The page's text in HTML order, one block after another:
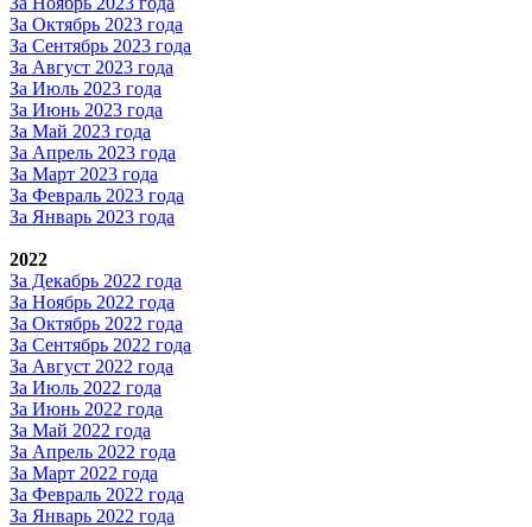
За Октябрь 2023 года
За Сентябрь 2023 года
За Август 2023 года
За Июль 2023 года
За Июнь 2023 года
За Май 2023 года
За Апрель 2023 года
За Март 2023 года
За Февраль 2023 года
За Январь 2023 года
2022
За Декабрь 2022 года
За Ноябрь 2022 года
За Октябрь 2022 года
За Сентябрь 2022 года
За Август 2022 года
За Июль 2022 года
За Июнь 2022 года
За Май 2022 года
За Апрель 2022 года
За Март 2022 года
За Февраль 2022 года
За Январь 2022 года